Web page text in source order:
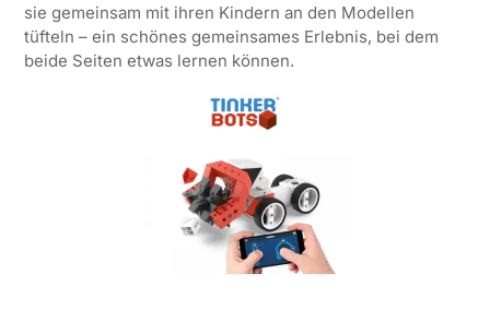
sie gemeinsam mit ihren Kindern an den Modellen
tüfteln – ein schönes gemeinsames Erlebnis, bei dem
beide Seiten etwas lernen können.